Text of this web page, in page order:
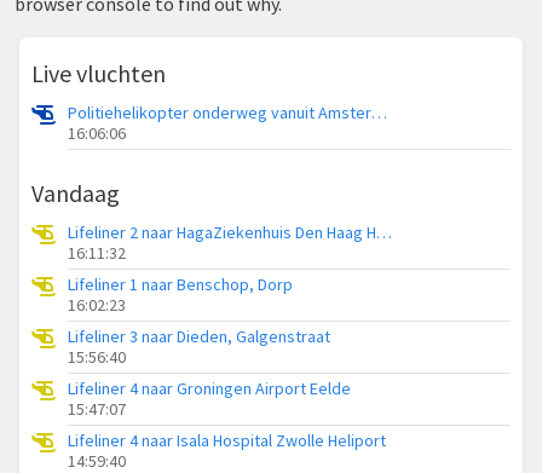
Live vluchten
Politiehelikopter onderweg vanuit Amsterdam Vliegveld Schiphol
16:06:06
Vandaag
Lifeliner 2 naar HagaZiekenhuis Den Haag Heliport
16:11:32
Lifeliner 1 naar Benschop, Dorp
16:02:23
Lifeliner 3 naar Dieden, Galgenstraat
15:56:40
Lifeliner 4 naar Groningen Airport Eelde
15:47:07
Lifeliner 4 naar Isala Hospital Zwolle Heliport
14:59:40